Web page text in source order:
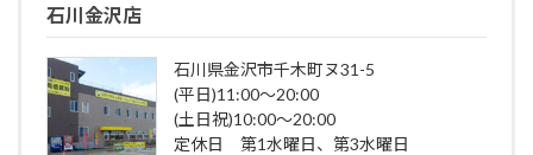
石川金沢店
石川県金沢市千木町ヌ31-5
(平日)11:00～20:00
(土日祝)10:00～20:00
定休日 第1水曜日、第3水曜日